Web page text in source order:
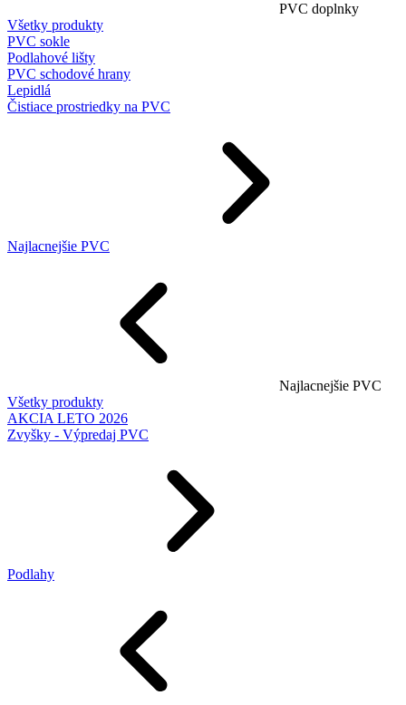
PVC doplnky
Všetky produkty
PVC sokle
Podlahové lišty
PVC schodové hrany
Lepidlá
Čistiace prostriedky na PVC
Najlacnejšie PVC
Najlacnejšie PVC
Všetky produkty
AKCIA LETO 2026
Zvyšky - Výpredaj PVC
Podlahy